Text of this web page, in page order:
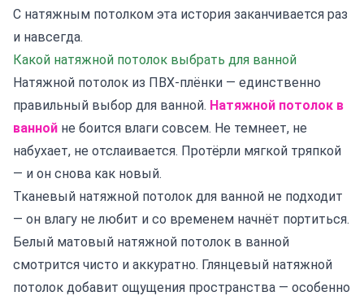
С натяжным потолком эта история заканчивается раз
и навсегда.
Какой натяжной потолок выбрать для ванной
Натяжной потолок из ПВХ-плёнки — единственно
правильный выбор для ванной. Натяжной потолок в
ванной не боится влаги совсем. Не темнеет, не
набухает, не отслаивается. Протёрли мягкой тряпкой
— и он снова как новый.
Тканевый натяжной потолок для ванной не подходит
— он влагу не любит и со временем начнёт портиться.
Белый матовый натяжной потолок в ванной
смотрится чисто и аккуратно. Глянцевый натяжной
потолок добавит ощущения пространства — особенно